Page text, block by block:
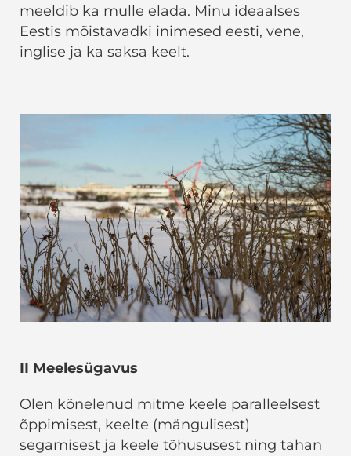
meeldib ka mulle elada. Minu ideaalses
Eestis mõistavadki inimesed eesti, vene,
inglise ja ka saksa keelt.
II Meelesügavus
Olen kõnelenud mitme keele paralleelsest
õppimisest, keelte (mängulisest)
segamisest ja keele tõhususest ning tahan